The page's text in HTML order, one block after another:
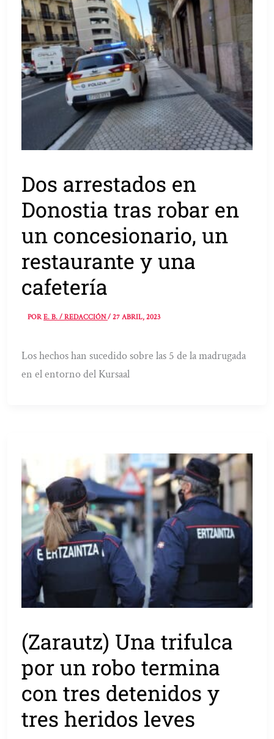
Dos arrestados en
Donostia tras robar en
un concesionario, un
restaurante y una
cafetería
PORE. B. / REDACCIÓN/27 ABRIL, 2023
Los hechos han sucedido sobre las 5 de la madrugada
en el entorno del Kursaal
(Zarautz) Una trifulca
por un robo termina
con tres detenidos y
tres heridos leves